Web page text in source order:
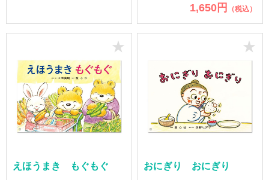
1,650円 （税込）
えほうまき もぐもぐ
★
おにぎり おにぎり
★